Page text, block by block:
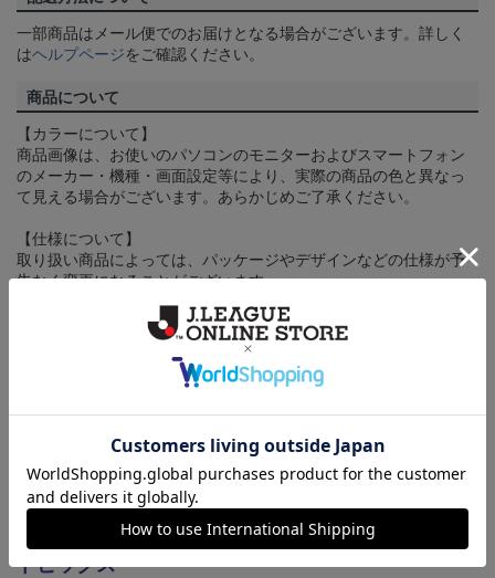
一部商品はメール便でのお届けとなる場合がございます。詳しく
はヘルプページをご確認ください。
商品について
【カラーについて】
商品画像は、お使いのパソコンのモニターおよびスマートフォン
のメーカー・機種・画面設定等により、実際の商品の色と異なっ
て見える場合がございます。あらかじめご了承ください。
【仕様について】
取り扱い商品によっては、パッケージやデザインなどの仕様が予
告なく変更になることがございます。
ヘルプページ
トピックス